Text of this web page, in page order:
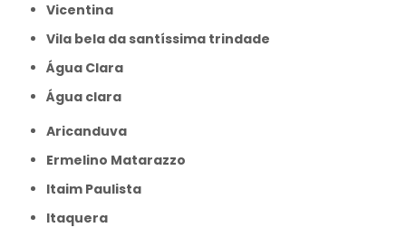
Vicentina
Vila bela da santíssima trindade
Água Clara
Água clara
Aricanduva
Ermelino Matarazzo
Itaim Paulista
Itaquera